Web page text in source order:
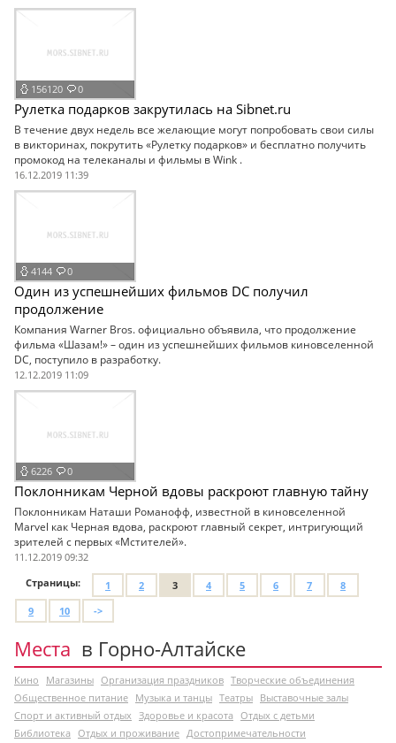
156120 0
Рулетка подарков закрутилась на Sibnet.ru
В течение двух недель все желающие могут попробовать свои силы
в викторинах, покрутить «Рулетку подарков» и бесплатно получить
промокод на телеканалы и фильмы в Wink .
16.12.2019 11:39
4144 0
Один из успешнейших фильмов DC получил
продолжение
Компания Warner Bros. официально объявила, что продолжение
фильма «Шазам!» – один из успешнейших фильмов киновселенной
DC, поступило в разработку.
12.12.2019 11:09
6226 0
Поклонникам Черной вдовы раскроют главную тайну
Поклонникам Наташи Романофф, известной в киновселенной
Marvel как Черная вдова, раскроют главный секрет, интригующий
зрителей с первых «Мстителей».
11.12.2019 09:32
Страницы:
1 2 3 4 5 6 7
8
9
10 ->
Места в Горно-Алтайске
Кино Магазины Организация праздников Творческие объединения
Общественное питание Музыка и танцы Театры Выставочные залы
Спорт и активный отдых Здоровье и красота Отдых с детьми
Библиотека Отдых и проживание Достопримечательности